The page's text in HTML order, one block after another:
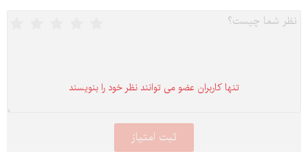
تنها كاربران عضو می توانند نظر خود را بنویسند